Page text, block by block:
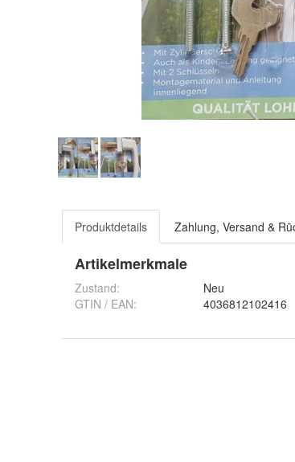
Produktdetails Zahlung, Versand &
Artikelmerkmale
Zustand:
Neu
GTIN / EAN:
4036812102416